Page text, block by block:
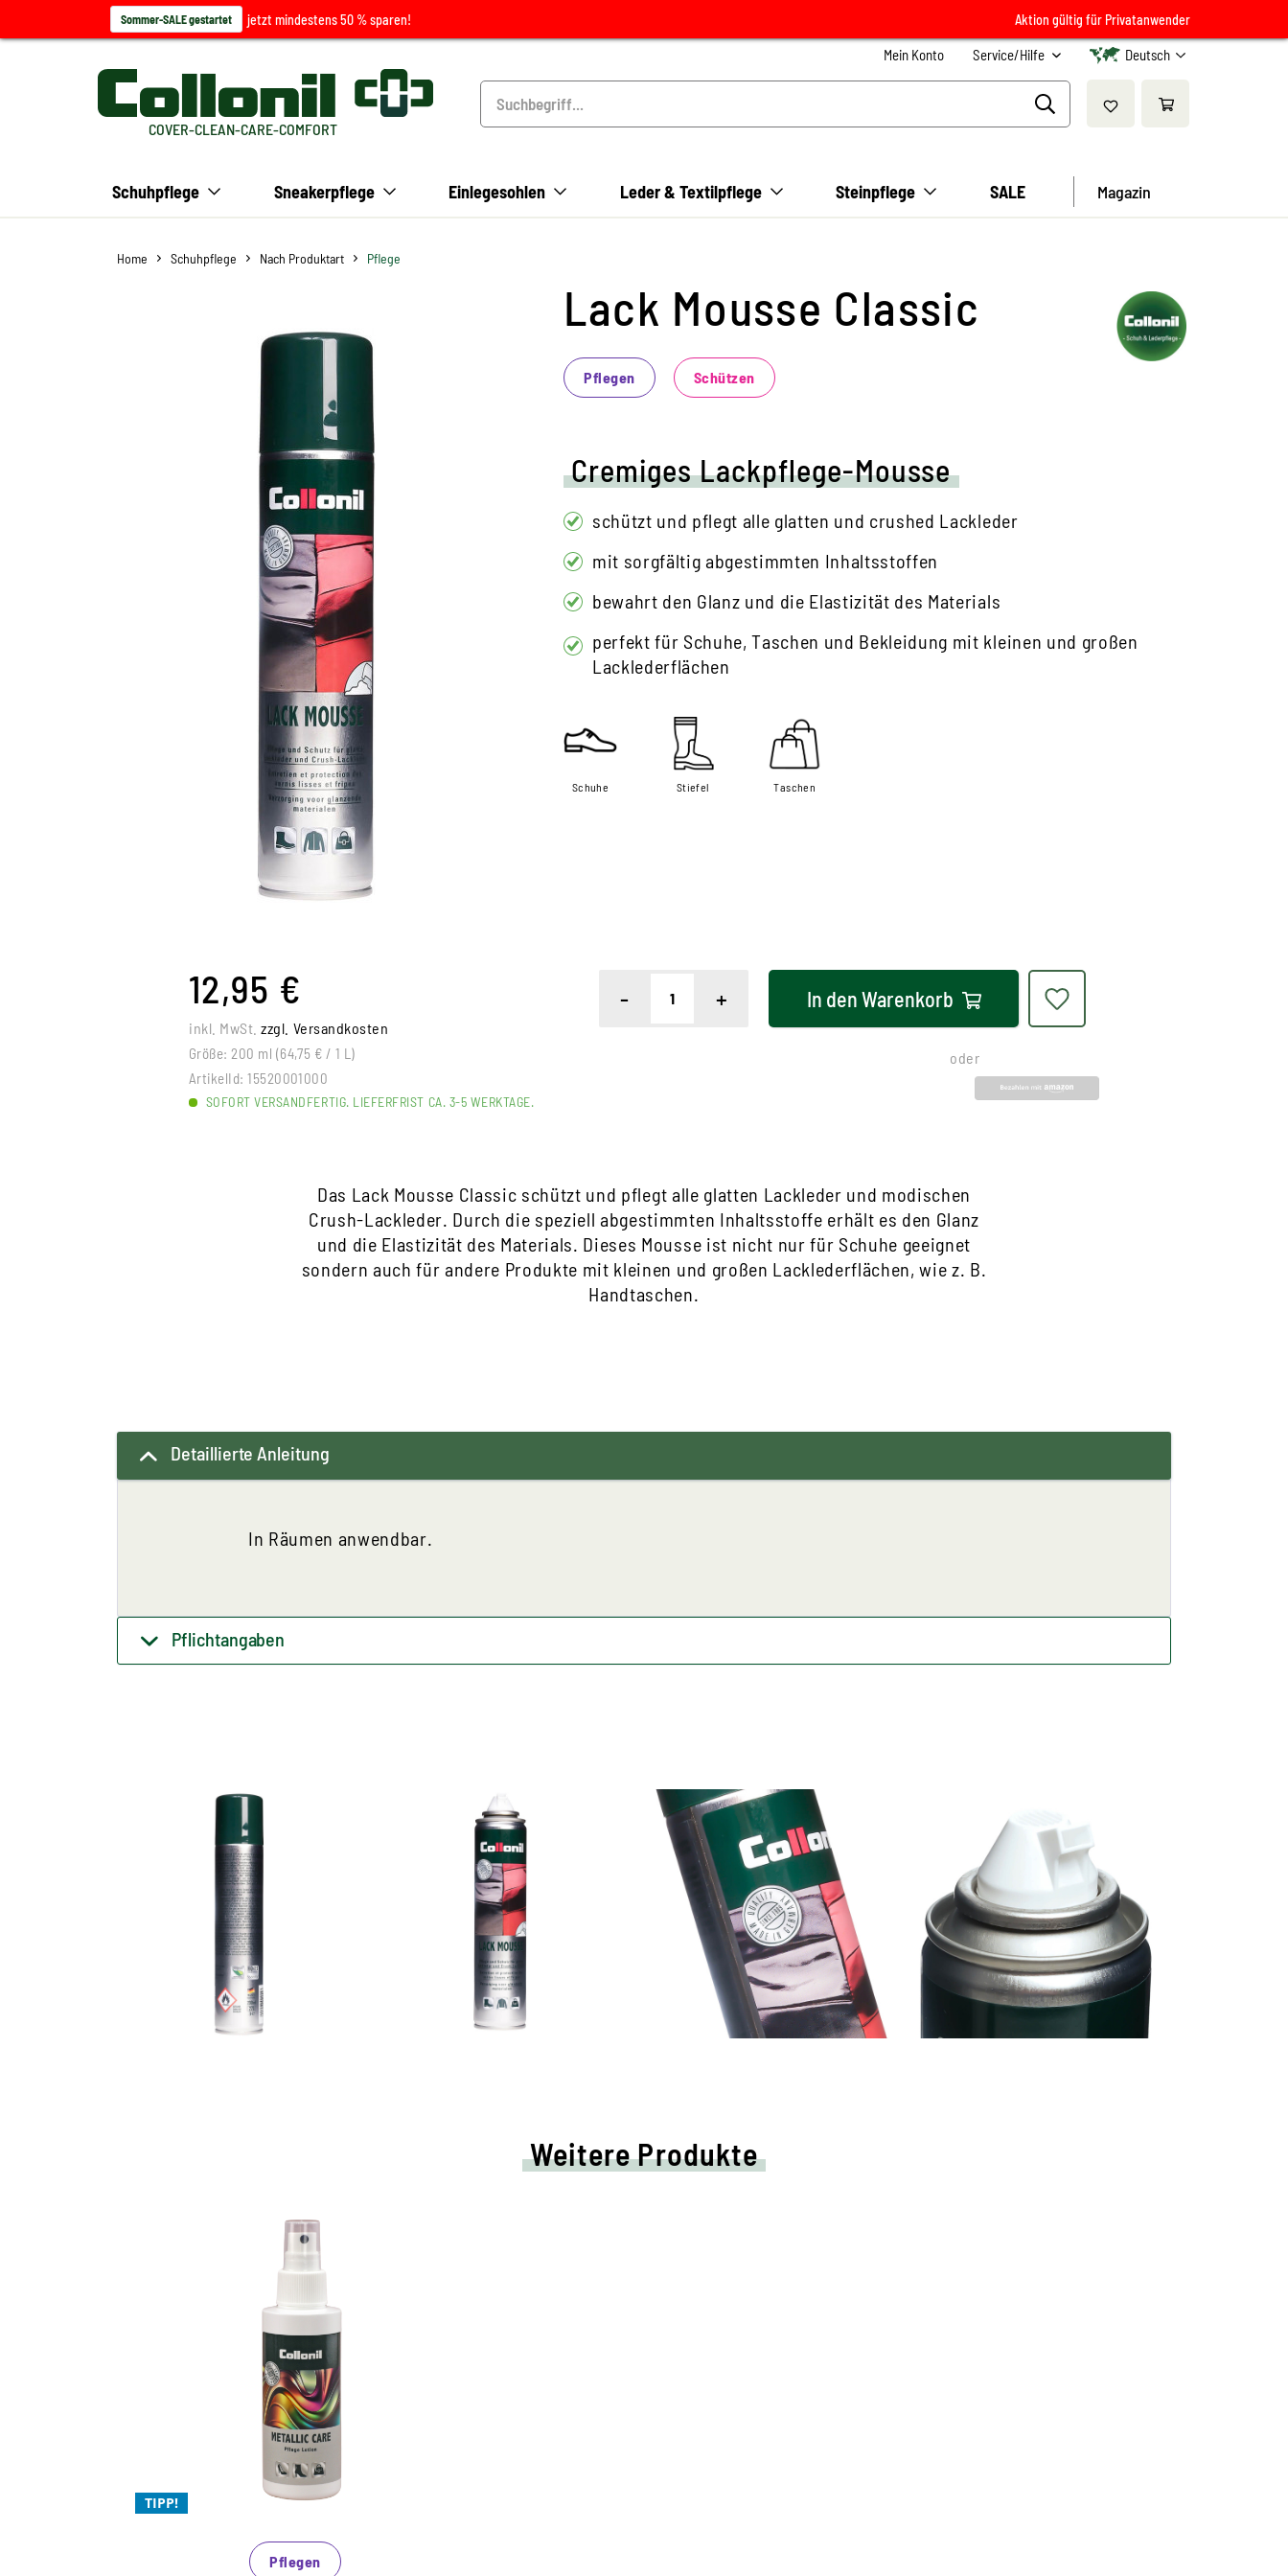
Sommer-SALE gestartet jetzt mindestens 50 % sparen! Aktion gültig für Privatanwender
Mein Konto Service/Hilfe Deutsch
COVER-CLEAN-CARE-COMFORT
Schuhpflege Sneakerpflege Einlegesohlen Leder & Textilpflege Steinpflege SALE Magazin
Home Schuhpflege Nach Produktart Pflege
Lack Mousse Classic
Pflegen Schützen
Cremiges Lackpflege-Mousse
schützt und pflegt alle glatten und crushed Lackleder
mit sorgfältig abgestimmten Inhaltsstoffen
bewahrt den Glanz und die Elastizität des Materials
perfekt für Schuhe, Taschen und Bekleidung mit kleinen und großen
Lacklederflächen
Schuhe Stiefel Taschen
12,95 €
inkl. MwSt.zzgl. Versandkosten
Größe: 200 ml (64,75 € / 1 L)
ArtikelId: 15520001000
SOFORT VERSANDFERTIG. LIEFERFRIST CA. 3-5 WERKTAGE.
- + In denWarenkorb
oder
Das Lack Mousse Classic schützt und pflegt alle glatten Lackleder und modischen
Crush-Lackleder. Durch die speziell abgestimmten Inhaltsstoffe erhält es den Glanz
und die Elastizität des Materials. Dieses Mousse ist nicht nur für Schuhe geeignet
sondern auch für andere Produkte mit kleinen und großen Lacklederflächen, wie z. B.
Handtaschen.
Detaillierte Anleitung
In Räumen anwendbar.
Pflichtangaben
Weitere Produkte
TIPP!
Metallic - der
glanzvolle Trend für
2024
Spezialpflege für alle Leder mit Metallic
Pflegelotion mit wertvollen
beugt Austrocknung und Rissen vor
Pflegen